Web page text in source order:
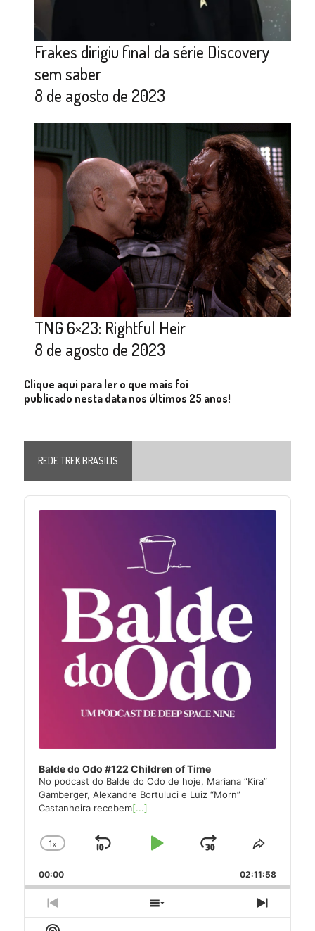
Frakes dirigiu final da série Discovery
sem saber
8 de agosto de 2023
TNG 6×23: Rightful Heir
8 de agosto de 2023
Clique aqui para ler o que mais foi
publicado nesta data nos últimos 25 anos!
REDE TREK BRASILIS
Audio
Player
Balde do Odo #122 Children of Time
No podcast do Balde do Odo de hoje, Mariana “Kira”
Gamberger, Alexandre Bortuluci e Luiz “Morn”
Castanheira recebem[...]
Change
Rate
1x
Skip
Play
Jump
Forward
Share
Episode
00:00 02:11:58
Previous
Episode
Show
Episodes
Next
Episode